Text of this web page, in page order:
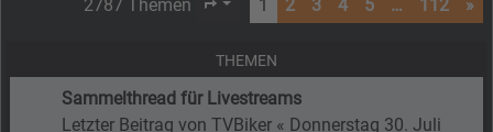
2787 Themen 1 2 3 4 5 … 112 »
THEMEN
Sammelthread für Livestreams
Letzter Beitrag vonTVBiker « Donnerstag 30. Juli